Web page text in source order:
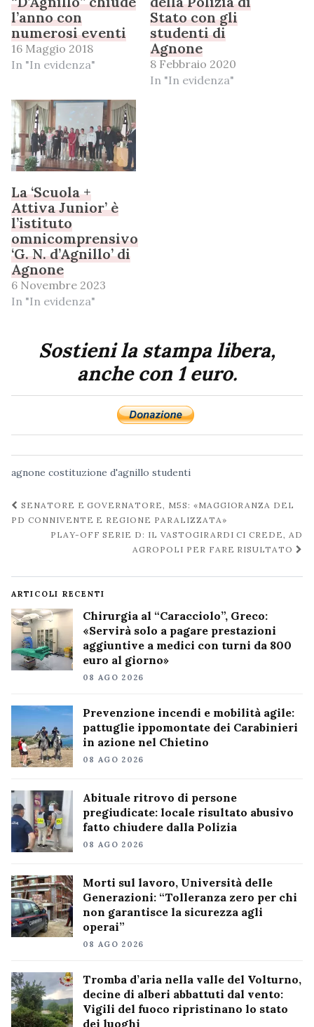
l’anno con
numerosi eventi
16 Maggio 2018
In "In evidenza"
Stato con gli
studenti di
Agnone
8 Febbraio 2020
In "In evidenza"
La ‘Scuola +
Attiva Junior’ è
l’istituto
omnicomprensivo
‘G. N. d’Agnillo’ di
Agnone
6 Novembre 2023
In "In evidenza"
Sostieni la stampa libera,
anche con 1 euro.
agnone costituzione d'agnillo studenti
Navigazione
post
SENATORE E GOVERNATORE, M5S: «MAGGIORANZA DEL
PD CONNIVENTE E REGIONE PARALIZZATA»
PLAY-OFF SERIE D: IL VASTOGIRARDI CI CREDE, AD
AGROPOLI PER FARE RISULTATO
ARTICOLI RECENTI
Chirurgia al “Caracciolo”, Greco:
«Servirà solo a pagare prestazioni
aggiuntive a medici con turni da 800
euro al giorno»
08 AGO 2026
Prevenzione incendi e mobilità agile:
pattuglie ippomontate dei Carabinieri
in azione nel Chietino
08 AGO 2026
Abituale ritrovo di persone
pregiudicate: locale risultato abusivo
fatto chiudere dalla Polizia
08 AGO 2026
Morti sul lavoro, Università delle
Generazioni: “Tolleranza zero per chi
non garantisce la sicurezza agli
operai”
08 AGO 2026
Tromba d’aria nella valle del Volturno,
decine di alberi abbattuti dal vento:
Vigili del fuoco ripristinano lo stato
dei luoghi